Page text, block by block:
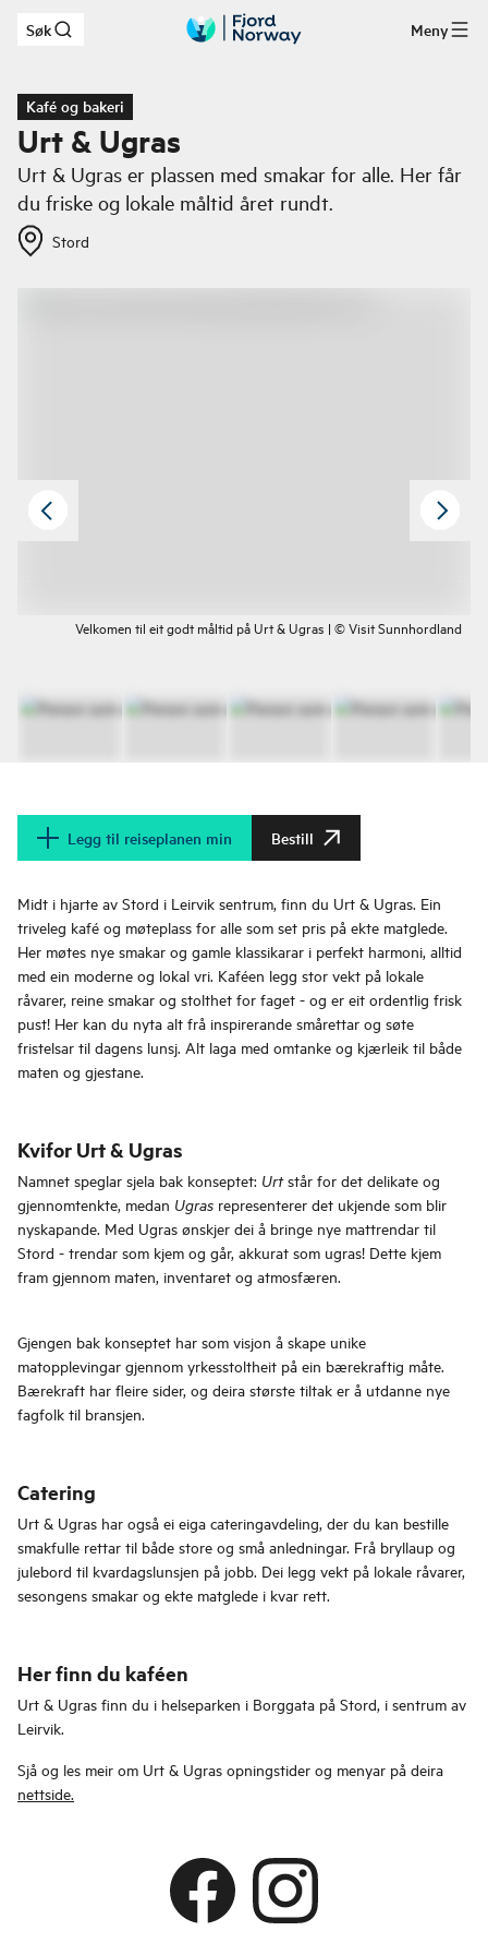
Hopp til hovedinnhold
Søk Meny
Kafé og bakeri
Urt & Ugras
Urt & Ugras er plassen med smakar for alle. Her får
du friske og lokale måltid året rundt.
Stord
Velkomen til eit godt måltid på Urt & Ugras | © Visit Sunnhordland
Legg til reiseplanen min Bestill
Midt i hjarte av Stord i Leirvik sentrum, finn du Urt & Ugras. Ein
triveleg kafé og møteplass for alle som set pris på ekte matglede.
Her møtes nye smakar og gamle klassikarar i perfekt harmoni, alltid
med ein moderne og lokal vri. Kaféen legg stor vekt på lokale
råvarer, reine smakar og stolthet for faget - og er eit ordentlig frisk
pust! Her kan du nyta alt frå inspirerande smårettar og søte
fristelsar til dagens lunsj. Alt laga med omtanke og kjærleik til både
maten og gjestane.
Kvifor Urt & Ugras
Namnet speglar sjela bak konseptet: Urtstår for det delikate og
gjennomtenkte, medan Ugras representerer det ukjende som blir
nyskapande. Med Ugras ønskjer dei å bringe nye mattrendar til
Stord - trendar som kjem og går, akkurat som ugras! Dette kjem
fram gjennom maten, inventaret og atmosfæren.
Gjengen bak konseptet har som visjon å skape unike
matopplevingar gjennom yrkesstoltheit på ein bærekraftig måte.
Bærekraft har fleire sider, og deira største tiltak er å utdanne nye
fagfolk til bransjen.
Catering
Urt & Ugras har også ei eiga cateringavdeling, der du kan bestille
smakfulle rettar til både store og små anledningar. Frå bryllaup og
julebord til kvardagslunsjen på jobb. Dei legg vekt på lokale råvarer,
sesongens smakar og ekte matglede i kvar rett.
Her finn du kaféen
Urt & Ugras finn du i helseparken i Borggata på Stord, i sentrum av
Leirvik.
Sjå og les meir om Urt & Ugras opningstider og menyar på deira
nettside.